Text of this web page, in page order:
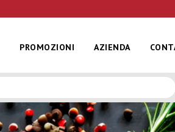
PROMOZIONI AZIENDA